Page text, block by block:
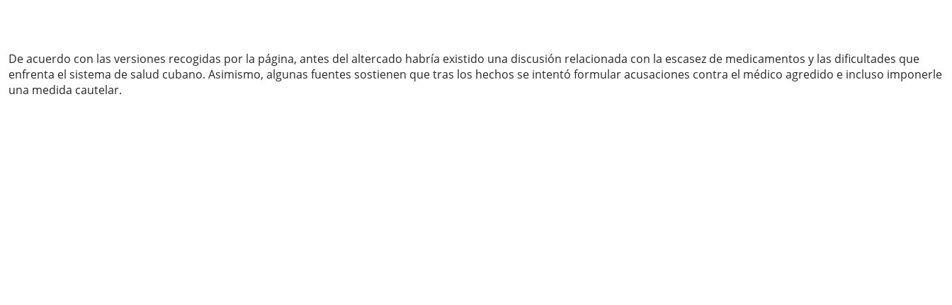
De acuerdo con las versiones recogidas por la página, antes del altercado habría existido una discusión relacionada con la escasez de medicamentos y las dificultades que
enfrenta el sistema de salud cubano. Asimismo, algunas fuentes sostienen que tras los hechos se intentó formular acusaciones contra el médico agredido e incluso imponerle
una medida cautelar.